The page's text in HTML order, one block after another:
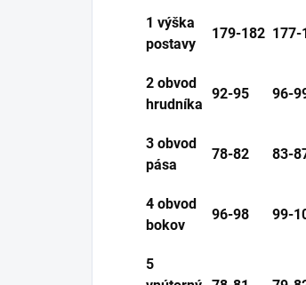
1 výška
postavy
179-182 177-
2 obvod
hrudníka
92-95 96-
3 obvod
pása
78-82 83-
4 obvod
bokov
96-98 99-
5